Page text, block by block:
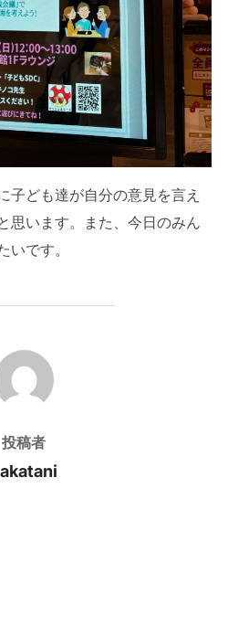
子ども達が自分の意見を言え
思います。また、今日のみん
いです。
投稿者
投稿者